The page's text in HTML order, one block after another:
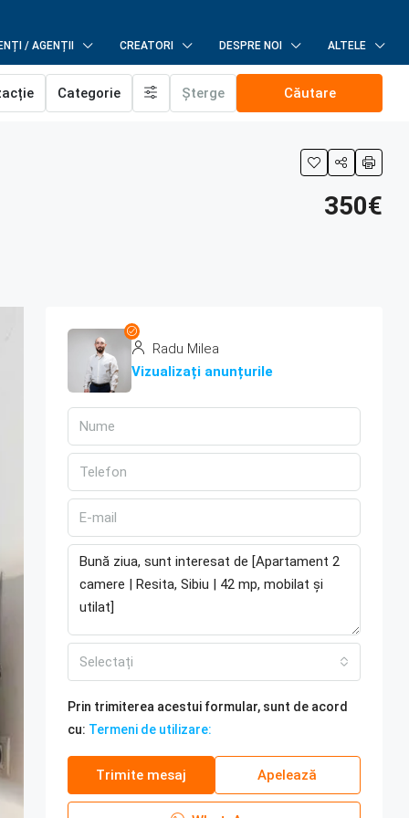
/ AGENȚII CREATORI DESPRE NOI ALTELE
Categorie Șterge Căutare
350€
Radu Milea
Vizualizați anunțurile
Selectați
Prin trimiterea acestui formular, sunt de acord
cu: Termeni de utilizare:
Trimite mesaj Apelează